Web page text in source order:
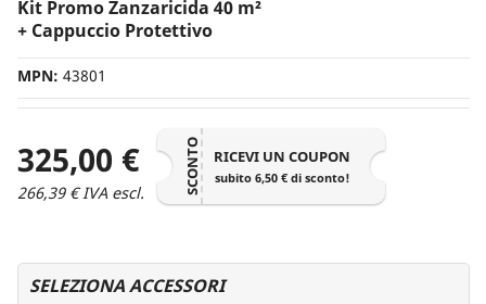
Kit Promo Zanzaricida 40 m²
+ Cappuccio Protettivo
MPN: 43801
325,00 €
266,39 € IVA escl. SCONTO RICEVI UN COUPON
subito 6,50 € di sconto!
SELEZIONA ACCESSORI